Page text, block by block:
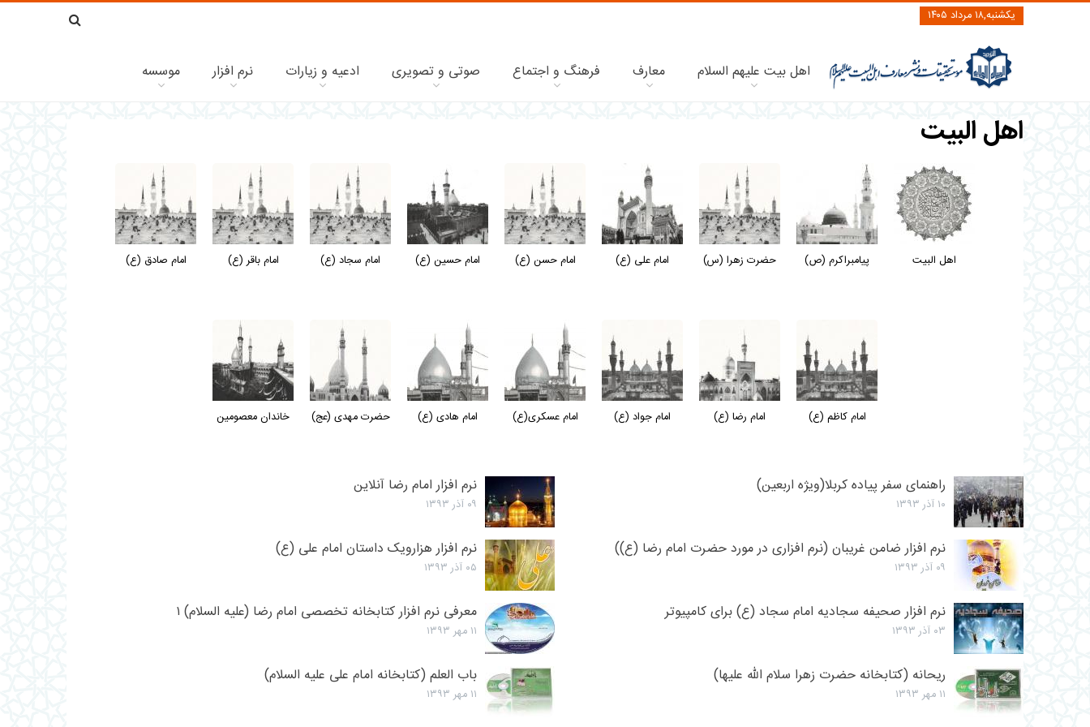
یکشنبه,۱۸ مرداد ۱۴۰۵
اهل بیت علیهم السلام معارف فرهنگ و اجتماع صوتی و تصویری ادعیه و زیارات نرم افزار موسسه
اهل البیت
اهل البیت پیامبراکرم (ص) حضرت زهرا (س) امام علی (ع) امام حسن (ع) امام حسین (ع) امام سجاد (ع) امام باقر (ع) امام صادق (ع)
امام کاظم (ع) امام رضا (ع) امام جواد (ع) امام عسکری(ع) امام هادی (ع) حضرت مهدی (عج) خاندان معصومین
راهنمای سفر پیاده کربلا(ویژه اربعین)
۱۰ آذر ۱۳۹۳
نرم افزار امام رضا آنلاين
۰۹ آذر ۱۳۹۳
نرم افزار ضامن غریبان (نرم افزاری در مورد حضرت امام رضا (ع))
۰۹ آذر ۱۳۹۳
نرم افزار هزارویک داستان امام علی (ع)
۰۵ آذر ۱۳۹۳
نرم افزار صحیفه سجادیه امام سجاد (ع) برای کامپیوتر
۰۳ آذر ۱۳۹۳
معرفی نرم افزار کتابخانه تخصصی امام رضا (علیه السلام) ۱
۱۱ مهر ۱۳۹۳
ریحانه (کتابخانه حضرت زهرا سلام الله علیها)
۱۱ مهر ۱۳۹۳
باب العلم (کتابخانه امام علی علیه السلام)
۱۱ مهر ۱۳۹۳